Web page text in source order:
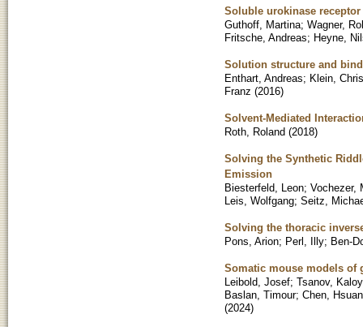
Soluble urokinase
Guthoff, Martina; Wagner,
Fritsche, Andreas; Heyne,
Solution structure and
Enthart, Andreas; Klein,
Franz (2016)
Solvent-Mediated
Roth, Roland (2018)
Solving the Synthetic
Emission
Biesterfeld, Leon; Vochezer,
Leis, Wolfgang; Seitz,
Solving the thoracic
Pons, Arion; Perl, Illy; Ben-
Somatic mouse models of
Leibold, Josef; Tsanov,
Baslan, Timour; Chen,
(2024)